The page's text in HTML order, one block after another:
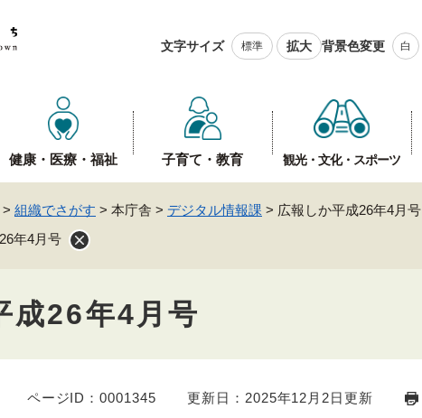
文字サイズ 標準 拡大 背景色変更 白
健康・医療・福祉 子育て・教育 観光・文化・スポーツ
> 組織でさがす > 本庁舎 > デジタル情報課 > 広報しか平成26年4月号
年4月号
成26年4月号
ページID：0001345 更新日：2025年12月2日更新